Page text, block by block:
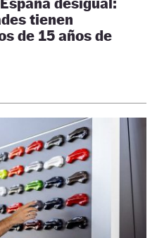
tienen
de 15 años de